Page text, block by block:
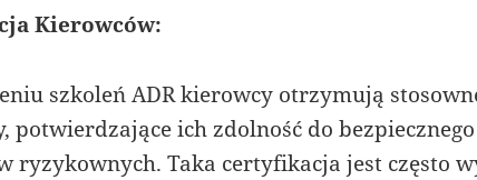
Kierowców:
szkoleń ADR kierowcy otrzymują
potwierdzające ich zdolność do
ryzykownych. Taka certyfikacja jest często